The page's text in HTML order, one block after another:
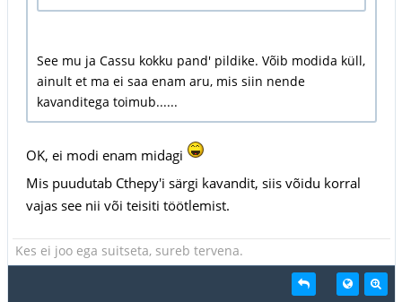
See mu ja Cassu kokku pand' pildike. Võib modida küll,
ainult et ma ei saa enam aru, mis siin nende
kavanditega toimub......
OK, ei modi enam midagi
Mis puudutab Cthepy'i särgi kavandit, siis võidu korral
vajas see nii või teisiti töötlemist.
Kes ei joo ega suitseta, sureb tervena.